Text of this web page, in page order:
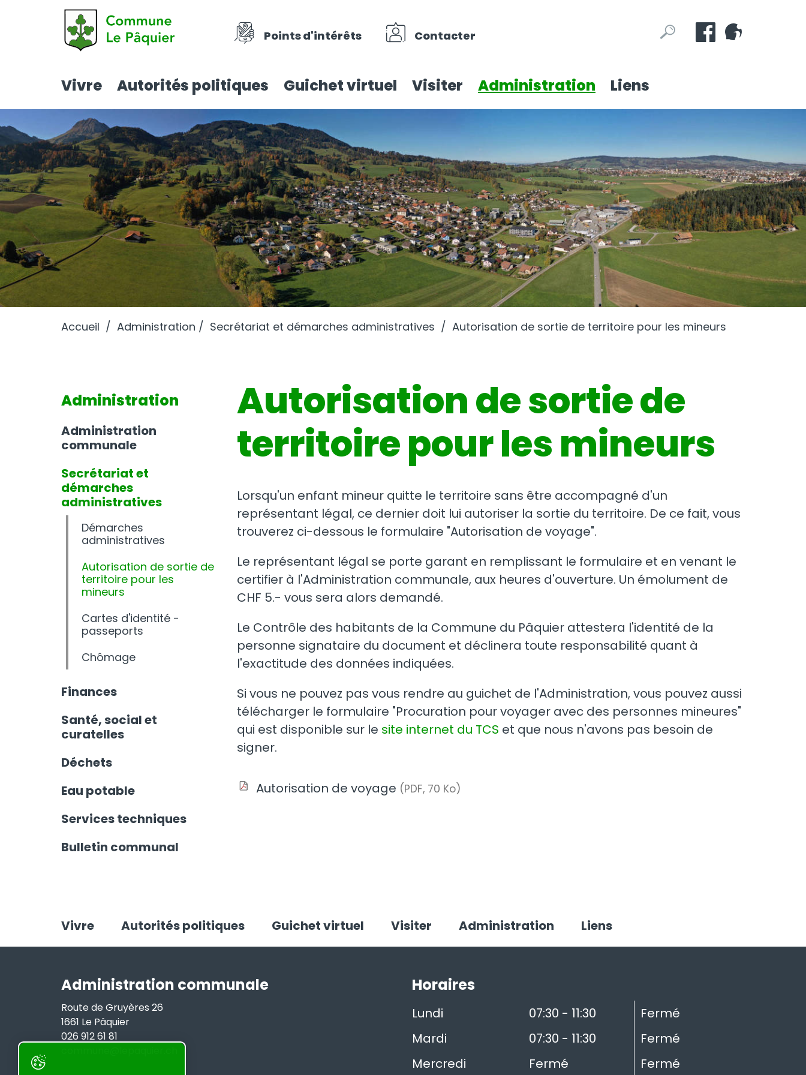
Points d'intérêts Contacter
Mots
clésRechercher
Vivre Autorités politiques Guichet virtuel Visiter Administration Liens
Accueil Administration Secrétariat et démarches administratives Autorisation de sortie de territoire pour les mineurs
Administration
Administration
communale
Secrétariat et
démarches
administratives
Démarches
administratives
Autorisation de sortie de
territoire pour les
mineurs
Cartes d'identité -
passeports
Chômage
Finances
Santé, social et
curatelles
Déchets
Eau potable
Services techniques
Bulletin communal
Autorisation de sortie de
territoire pour les mineurs
Lorsqu'un enfant mineur quitte le territoire sans être accompagné d'un
représentant légal, ce dernier doit lui autoriser la sortie du territoire. De ce fait, vous
trouverez ci-dessous le formulaire "Autorisation de voyage".
Le représentant légal se porte garant en remplissant le formulaire et en venant le
certifier à l'Administration communale, aux heures d'ouverture. Un émolument de
CHF 5.- vous sera alors demandé.
Le Contrôle des habitants de la Commune du Pâquier attestera l'identité de la
personne signataire du document et déclinera toute responsabilité quant à
l'exactitude des données indiquées.
Si vous ne pouvez pas vous rendre au guichet de l'Administration, vous pouvez aussi
télécharger le formulaire "Procuration pour voyager avec des personnes mineures"
qui est disponible sur le site internet du TCS et que nous n'avons pas besoin de
signer.
Autorisation de voyage (PDF, 70 Ko)
Vivre Autorités politiques Guichet virtuel Visiter Administration Liens
Administration communale
Route de Gruyères 26
1661 Le Pâquier
026 912 61 81
Horaires
Lundi 07:30 - 11:30
Fermé
Mardi
07:30 - 11:30
Fermé
Mercredi
Fermé Fermé